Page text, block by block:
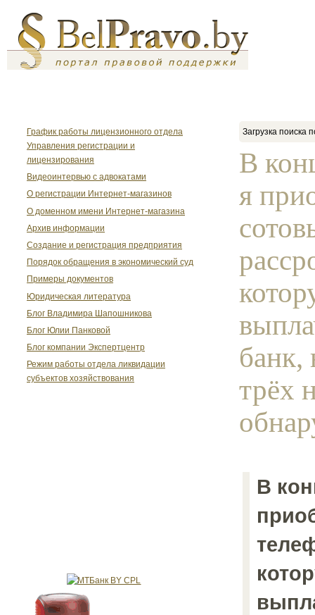
График работы лицензионного отдела
Управления регистрации и
лицензирования
Видеоинтервью с адвокатами
О регистрации Интернет-магазинов
О доменном имени Интернет-магазина
Архив информации
Создание и регистрация предприятия
Порядок обращения в экономический суд
Примеры документов
Юридическая литература
Блог Владимира Шапошникова
Блог Юлии Панковой
Блог компании Экспертцентр
Режим работы отдела ликвидации
субъектов хозяйствования
Загрузка поиска
В
я
банк,
трёх
В